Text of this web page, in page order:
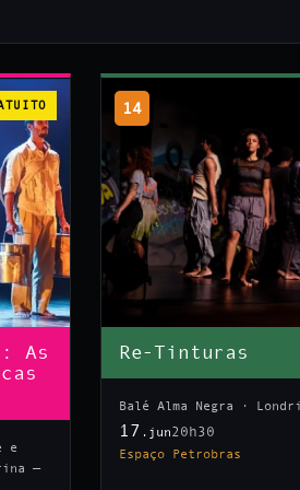
As
e
—
14
Re-Tinturas
Balé Alma Negra ·
17 .jun20h30
Espaço Petrobras